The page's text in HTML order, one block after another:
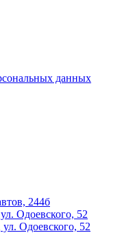
данных
244б
Одоевского, 52
Одоевского, 52